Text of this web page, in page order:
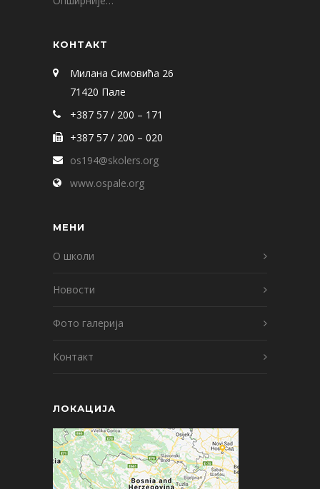
КОНТАКТ
Милана Симовића 26
71420 Пале
+387 57 / 200 – 171
+387 57 / 200 – 020
os194@skolers.org
www.ospale.org
МЕНИ
О школи
Новости
Фото галерија
Контакт
ЛОКАЦИЈА